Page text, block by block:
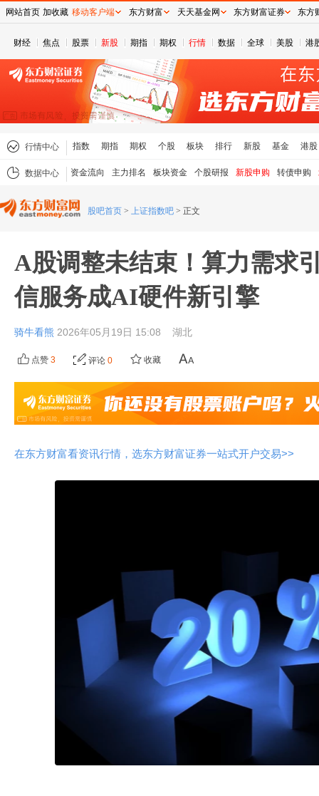
财经 焦点 股票 新股 期指 期权 行情 数据 全球 美股 港
行情中心 指数 期指 期权 个股 板块 排行 新股 基金 港股
数据中心 资金流向 主力排名 板块资金 个股研报 新股申购 转债申购
股吧首页 > 上证指数吧 > 正文
A股调整未结束！算力需求
信服务成AI硬件新引擎
骑牛看熊 2026年05月19日 15:08 湖北
点赞 3 评论 0 收藏
在东方财富看资讯行情，选东方财富证券一站式开户交易>>
网站首页 加收藏 移动客户端 东方财富 天天基金网 东方财富证券 东方